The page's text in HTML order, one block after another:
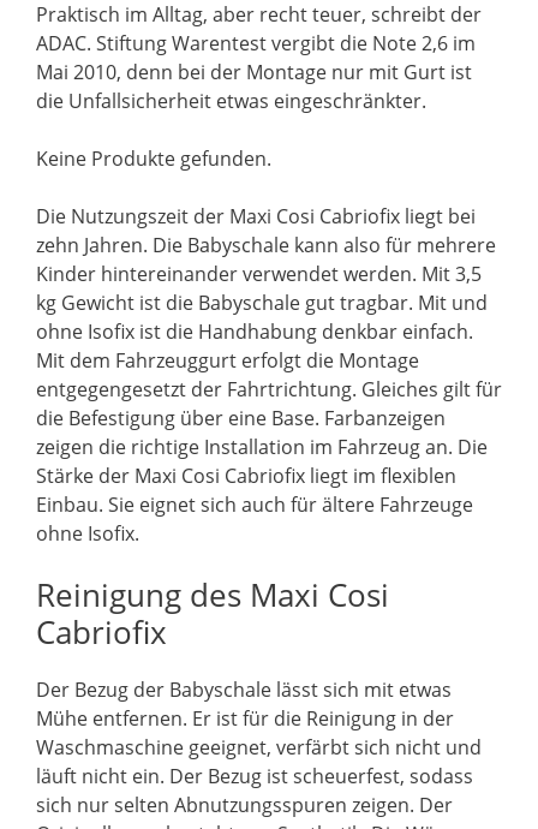
Praktisch im Alltag, aber recht teuer, schreibt der
ADAC. Stiftung Warentest vergibt die Note 2,6 im
Mai 2010, denn bei der Montage nur mit Gurt ist
die Unfallsicherheit etwas eingeschränkter.
Keine Produkte gefunden.
Die Nutzungszeit der Maxi Cosi Cabriofix liegt bei
zehn Jahren. Die Babyschale kann also für mehrere
Kinder hintereinander verwendet werden. Mit 3,5
kg Gewicht ist die Babyschale gut tragbar. Mit und
ohne Isofix ist die Handhabung denkbar einfach.
Mit dem Fahrzeuggurt erfolgt die Montage
entgegengesetzt der Fahrtrichtung. Gleiches gilt für
die Befestigung über eine Base. Farbanzeigen
zeigen die richtige Installation im Fahrzeug an. Die
Stärke der Maxi Cosi Cabriofix liegt im flexiblen
Einbau. Sie eignet sich auch für ältere Fahrzeuge
ohne Isofix.
Reinigung des Maxi Cosi
Cabriofix
Der Bezug der Babyschale lässt sich mit etwas
Mühe entfernen. Er ist für die Reinigung in der
Waschmaschine geeignet, verfärbt sich nicht und
läuft nicht ein. Der Bezug ist scheuerfest, sodass
sich nur selten Abnutzungsspuren zeigen. Der